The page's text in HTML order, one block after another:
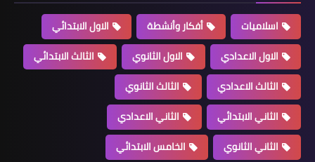
اسلاميات أفكار وأنشطة
الاول الابتدائي
الاول الاعدادي
الاول الثانوي
الثالث الابتدائي
الثالث الاعدادي
الثالث الثانوي
الثاني الابتدائي
الثاني الاعدادي
الثاني الثانوي
الخامس الابتدائي